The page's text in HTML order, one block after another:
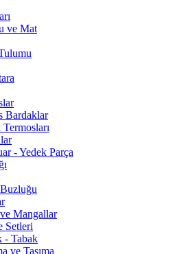
ve Mat
Bardaklar
- Yedek Parça
Mangallar
Setleri
- Tabak
ve Taşıma